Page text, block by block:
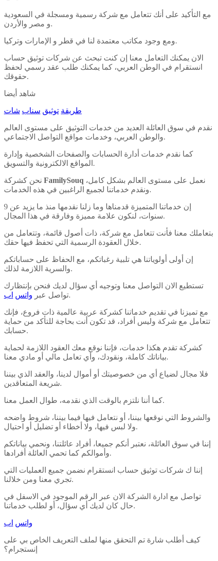
مع التأكيد على أنك تتعامل مع شركة رسمية ومسجلة في السعودية
و مصر والأردن.
ومع وجود مكاتب معتمدة لنا في قطر و الإمارات وتركيا.
الان يمكنك التعامل معنا إن كنت تبحث عن شركات توثيق حساب
انستقرام في الوطن العربي، كما يمكنك طلب عقد رسمي لحفظ
حقوقك.
شاهد أيضا
طريقة توثيق سناب شات
نقدم في سوق العائلة العديد من خدمات التوثيق على مستوى العالم
والوطن العربي، وخدمات مواقع التواصل الاجتماعي.
كما نقدم خدمات أدارة الحسابات والصفحات الشخصية وإدارة
المواقع الالكترونية والتسويق.
FamilySouq
ونقدم خدماتنا لجميع الراغبين في هذه الخدمات.
إن خدماتنا المتميزة قدمناها وما زلنا نقدمها منذ ما يزيد عن 9
سنوات، لنكون علامة مميزة وفارقة في هذا المجال.
بتعاملك معنا فأنت تتعامل مع شركة، ذات أصول قائمة، وتتعامل من
خلال العقودة الرسمية التي تحفظ فيها حقك.
إن أولى أولوياتنا هي تلبية رغباتكم، مع الحفاظ على حساباتكم
والسرية اللازمة لذلك.
تستطيع الان التواصل معنا وتوجيه أي سؤال لديك فنحن بإنتظارك
تواصل عبر واتس اب .
مع تميزنا في تقديم خدماتنا كشركة عربية عالمية ذات فروع، فإنك
تتعامل مع شركة وليس أفراد، قد تكون أنت بحاجة للتأكد من حماية
حسابك.
كشركة تقدم هكذا خدمات، فإننا نوقع معك العقود اللازمة لحماية
بياناتك كاملة، ونقودك، وأي تعامل مالي أو مادي معنا.
فلا مجال لضياع أي من خصوصيتك أو أموال لدينا، والعقد الذي بيننا
شريعة المتعاقدين.
كما أننا نلتزم بالوقت الذي نقدمه، طوال العمل معنا.
والشروط التي نوقعها بيننا، أو نتعامل فيها فيما بيننا، شروط واضحه
ولا لبس فيها، ولا أخطاء أو تضليل أو احتيال.
إننا في سوق العائلة، نعتبر أنكم جميعا، أفراد عائلتنا، ونحمي بياناتكم
وأموالكم كما تحمي العائلة أفرادها.
إننا ك شركات توثيق حساب انستقرام نضمن جميع العمليات التي
تجري معنا ومن خلالنا.
تواصل مع ادارة الشركة الان عبر الرقم الموجود في الاسفل في
حال كان لديك أي سؤال، أو لطلب خدماتنا.
واتس اب
كيف أطلب شارة تم التحقق منها لملف التعريف الخاص بي على
إنستجرام؟